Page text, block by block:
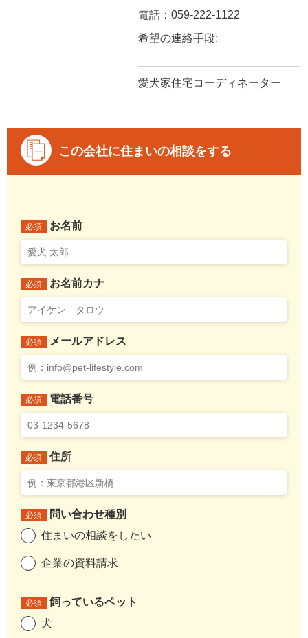
電話：059-222-1122
希望の連絡手段:
愛犬家住宅コーディネーター
この会社に住まいの相談をする
必須 お名前
必須 お名前カナ
必須 メールアドレス
必須 電話番号
必須 住所
必須
問い合わせ種別
住まいの相談をしたい
企業の資料請求
必須
飼っているペット
犬